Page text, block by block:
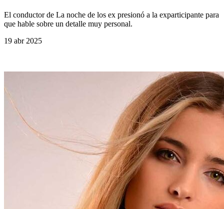
El conductor de La noche de los ex presionó a la exparticipante para
que hable sobre un detalle muy personal.
19 abr 2025